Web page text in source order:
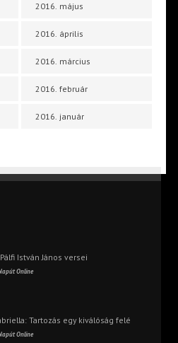
2016. május
2016. április
2016. március
2016. február
2016. január
István János versei
Online
Tartozás egy kiválóság felé
Online